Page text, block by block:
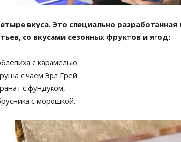
вкуса. Это специально
со вкусами сезонных фруктов и ягод:
с карамелью,
с чаем Эрл Грей,
с фундуком,
с морошкой.